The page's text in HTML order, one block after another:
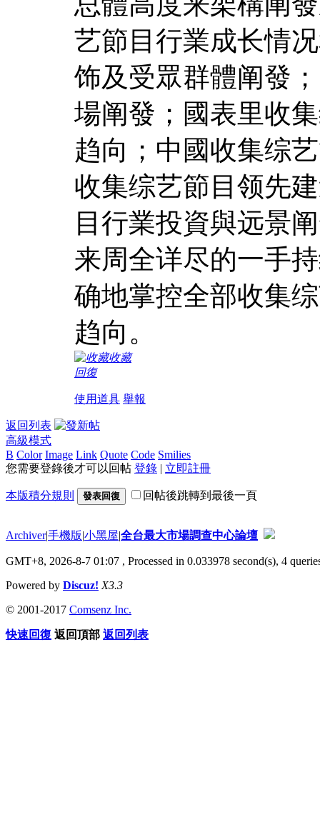
艺節目行業成长情
饰及受眾群體阐發
場阐發；國表里收
趋向；中國收集综
收集综艺節目领先
目行業投資與远景
来周全详尽的一手
确地掌控全部收集
趋向。
收藏
回復
使用道具 舉報
返回列表
高級模式
B Color Image Link Quote Code Smilies
您需要登錄後才可以回帖 登錄 | 立即註冊
本版積分規則 發表回復 回帖後跳轉到最後一頁
Archiver|手機版|小黑屋|全台最大市場調查中心論壇
GMT+8, 2026-8-7 01:07 , Processed in 0.033978 second(s), 4
Powered by Discuz! X3.3
© 2001-2017 Comsenz Inc.
快速回復 返回頂部 返回列表